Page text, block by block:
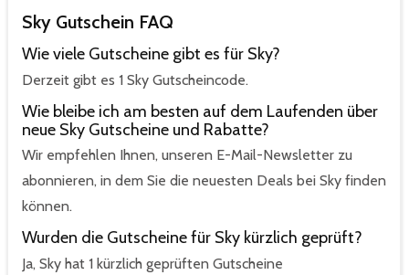
Sky Gutschein FAQ
Wie viele Gutscheine gibt es für Sky?
Derzeit gibt es 1 Sky Gutscheincode.
Wie bleibe ich am besten auf dem Laufenden über
neue Sky Gutscheine und Rabatte?
Wir empfehlen Ihnen, unseren E-Mail-Newsletter zu
abonnieren, in dem Sie die neuesten Deals bei Sky finden
können.
Wurden die Gutscheine für Sky kürzlich geprüft?
Ja, Sky hat 1 kürzlich geprüften Gutscheine